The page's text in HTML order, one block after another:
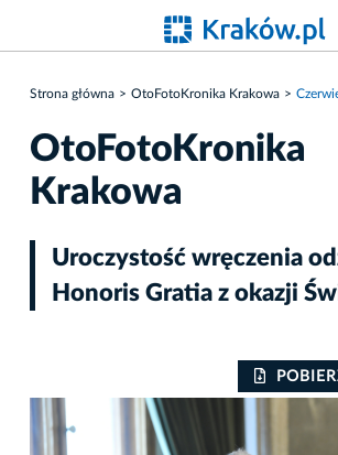
Strona główna OtoFotoKronika Krakowa
OtoFotoKronika
Krakowa
Uroczystość wręczenia
Honoris Gratia z okazji